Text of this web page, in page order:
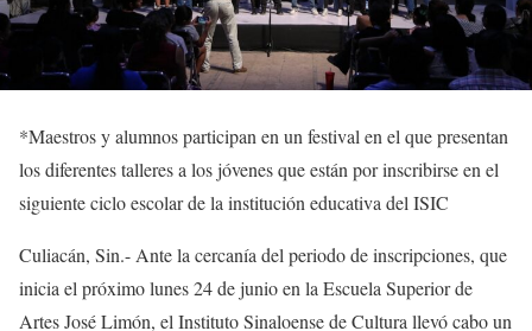
*Maestros y alumnos participan en un festival en el que presentan
los diferentes talleres a los jóvenes que están por inscribirse en el
siguiente ciclo escolarde la institución educativa del ISIC
Culiacán, Sin.- Ante la cercanía del periodo de inscripciones, que
inicia el próximo lunes24de junioen la Escuela Superior de
Artes José Limón, el Instituto Sinaloense de Cultura llevó cabo un